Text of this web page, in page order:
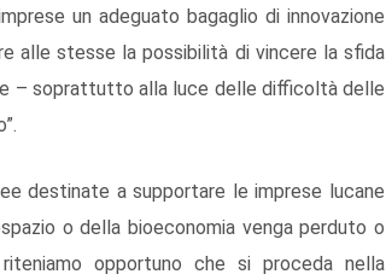
un adeguato bagaglio di innovazione
alle stesse la possibilità di vincere la sfida
– soprattutto alla luce delle difficoltà delle
destinate a supportare le imprese lucane
o della bioeconomia venga perduto o
opportuno che si proceda nella